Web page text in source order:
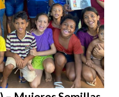
– Mujeres Semillas